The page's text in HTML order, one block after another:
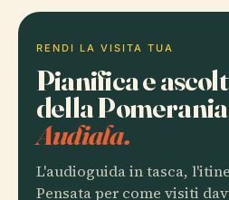
RENDI LA VISITA TUA
Pianifica e
della
Audiala.
L'audioguida in tasca,
Pensata per come visiti